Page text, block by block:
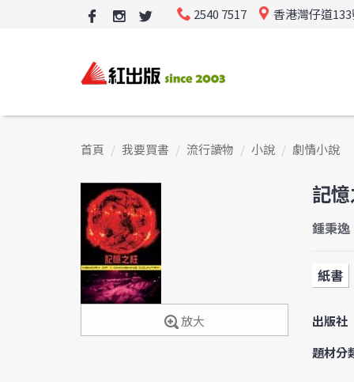
2540 7517 香港灣仔道
首頁 我要買書 流行讀物 小說 劇情小說
放大
記
鍾秉逸
紙書
出版社
題材分